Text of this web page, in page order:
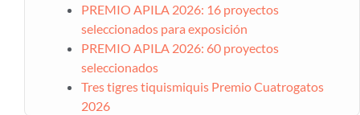
PREMIO APILA 2026: 16 proyectos
seleccionados para exposición
PREMIO APILA 2026: 60 proyectos
seleccionados
Tres tigres tiquismiquis Premio Cuatrogatos
2026